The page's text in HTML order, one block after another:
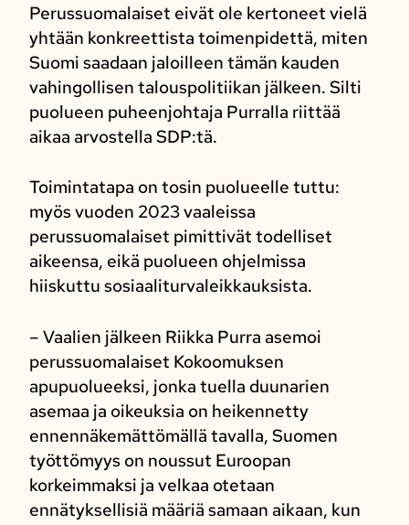
Perussuomalaiset eivät ole kertoneet vielä
yhtään konkreettista toimenpidettä, miten
Suomi saadaan jaloilleen tämän kauden
vahingollisen talouspolitiikan jälkeen. Silti
puolueen puheenjohtaja Purralla riittää
aikaa arvostella SDP:tä.
Toimintatapa on tosin puolueelle tuttu:
myös vuoden 2023 vaaleissa
perussuomalaiset pimittivät todelliset
aikeensa, eikä puolueen ohjelmissa
hiiskuttu sosiaaliturvaleikkauksista.
– Vaalien jälkeen Riikka Purra asemoi
perussuomalaiset Kokoomuksen
apupuolueeksi, jonka tuella duunarien
asemaa ja oikeuksia on heikennetty
ennennäkemättömällä tavalla, Suomen
työttömyys on noussut Euroopan
korkeimmaksi ja velkaa otetaan
ennätyksellisiä määriä samaan aikaan, kun